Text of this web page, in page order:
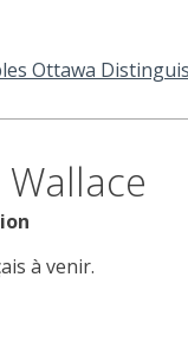
Ottawa
Wallace
à venir.